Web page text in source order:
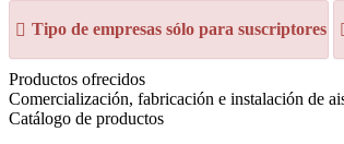
Tipo de empresas sólo para suscriptores
Productos ofrecidos
Comercialización, fabricación e instalación de
Catálogo de productos